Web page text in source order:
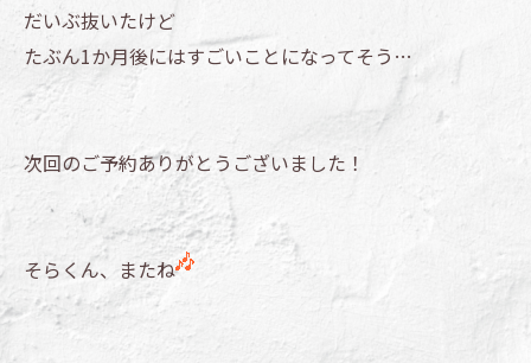
だいぶ抜いたけど
たぶん1か月後にはすごいことになってそう…
次回のご予約ありがとうございました！
そらくん、またね